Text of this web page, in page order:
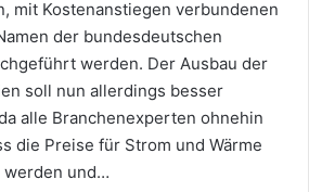
mit Kostenanstiegen verbundenen
der bundesdeutschen
werden. Der Ausbau der
soll nun allerdings besser
alle Branchenexperten ohnehin
die Preise für Strom und Wärme
werden und…